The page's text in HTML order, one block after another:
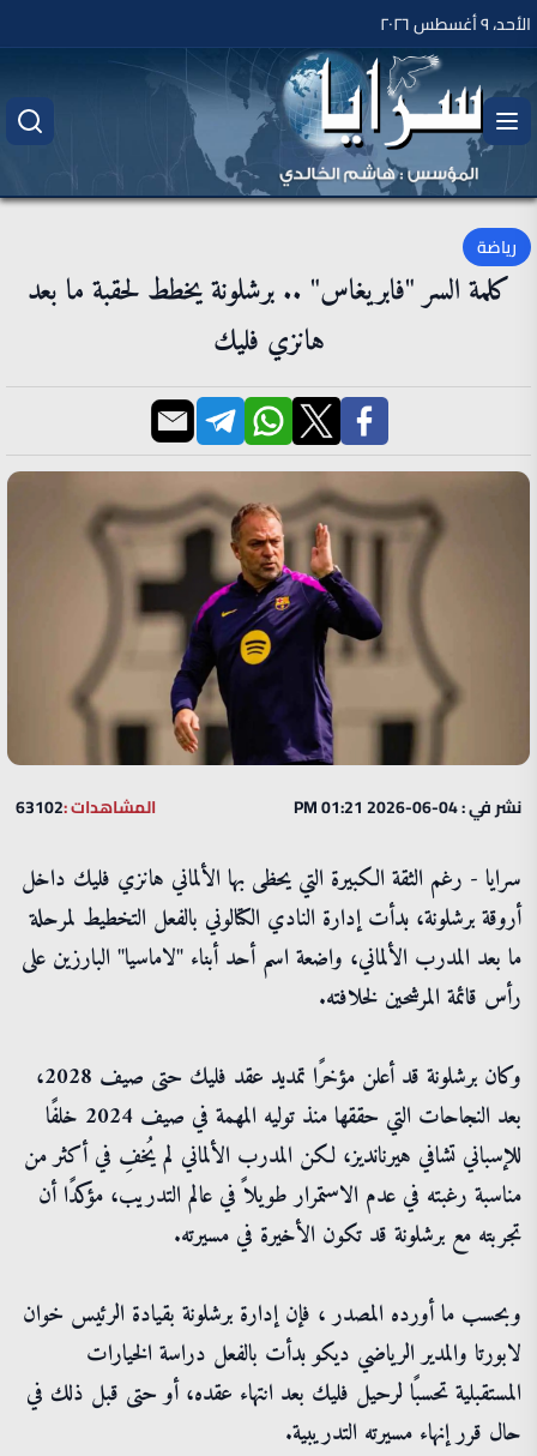
الأحد، ٩ أغسطس ٢٠٢٦
رياضة
كلمة السر "فابريغاس" .. برشلونة يخطط لحقبة ما بعد
هانزي فليك
نشر في : 04-06-2026 01:21 PM المشاهدات :63102
سرايا - رغم الثقة الكبيرة التي يحظى بها الألماني هانزي فليك داخل
أروقة برشلونة، بدأت إدارة النادي الكتالوني بالفعل التخطيط لمرحلة
ما بعد المدرب الألماني، واضعة اسم أحد أبناء "لاماسيا" البارزين على
رأس قائمة المرشحين لخلافته.
وكان برشلونة قد أعلن مؤخرًا تمديد عقد فليك حتى صيف 2028،
بعد النجاحات التي حققها منذ توليه المهمة في صيف 2024 خلفًا
للإسباني تشافي هيرنانديز، لكن المدرب الألماني لم يُخفِ في أكثر من
مناسبة رغبته في عدم الاستمرار طويلاً في عالم التدريب، مؤكدًا أن
تجربته مع برشلونة قد تكون الأخيرة في مسيرته.
وبحسب ما أورده المصدر ، فإن إدارة برشلونة بقيادة الرئيس خوان
لابورتا والمدير الرياضي ديكو بدأت بالفعل دراسة الخيارات
المستقبلية تحسبًا لرحيل فليك بعد انتهاء عقده، أو حتى قبل ذلك في
حال قرر إنهاء مسيرته التدريبية.